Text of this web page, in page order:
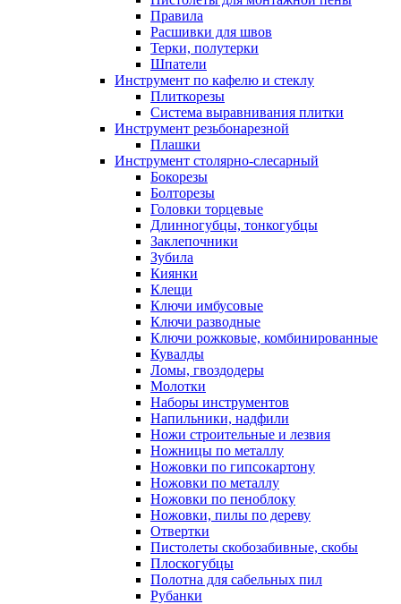
Правила
Расшивки для швов
Терки, полутерки
Шпатели
Инструмент по кафелю и стеклу
Плиткорезы
Система выравнивания плитки
Инструмент резьбонарезной
Плашки
Инструмент столярно-слесарный
Бокорезы
Болторезы
Головки торцевые
Длинногубцы, тонкогубцы
Заклепочники
Зубила
Киянки
Клещи
Ключи имбусовые
Ключи разводные
Ключи рожковые, комбинированные
Кувалды
Ломы, гвоздодеры
Молотки
Наборы инструментов
Напильники, надфили
Ножи строительные и лезвия
Ножницы по металлу
Ножовки по гипсокартону
Ножовки по металлу
Ножовки по пеноблоку
Ножовки, пилы по дереву
Отвертки
Пистолеты скобозабивные, скобы
Плоскогубцы
Полотна для сабельных пил
Рубанки